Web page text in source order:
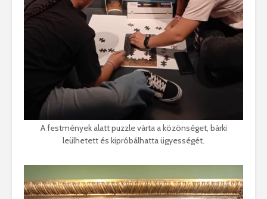
A festmények alatt puzzle várta a közönséget, bárki
leülhetett és kipróbálhatta ügyességét.